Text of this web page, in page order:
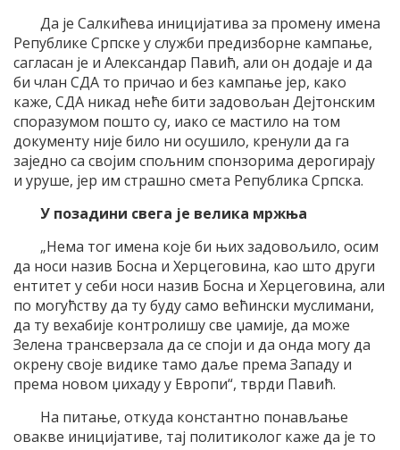
Да је Салкићева иницијатива за промену имена
Републике Српске у служби предизборне кампање,
сагласан је и Александар Павић, али он додаје и да
би члан СДА то причао и без кампање јер, како
каже, СДА никад неће бити задовољан Дејтонским
споразумом пошто су, иако се мастило на том
документу није било ни осушило, кренули да га
заједно са својим спољним спонзорима дерогирају
и уруше, јер им страшно смета Република Српска.
У позадини свега је велика мржња
„Нема тог имена које би њих задовољило, осим
да носи назив Босна и Херцеговина, као што други
ентитет у себи носи назив Босна и Херцеговина, али
по могућству да ту буду само већински муслимани,
да ту вехабије контролишу све џамије, да може
Зелена трансверзала да се споји и да онда могу да
окрену своје видике тамо даље према Западу и
према новом џихаду у Европи“, тврди Павић.
На питање, откуда константно понављање
овакве иницијативе, тај политиколог каже да је то